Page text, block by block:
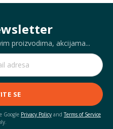
proizvodima, akcijama...
SE
Google Privacy Policy andTerms of Service